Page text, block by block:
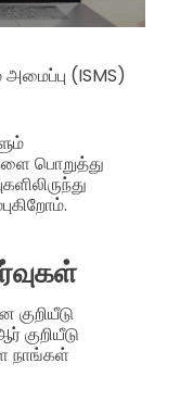
(ISMS)
பொறுத்து
குறியீடு
நாங்கள்